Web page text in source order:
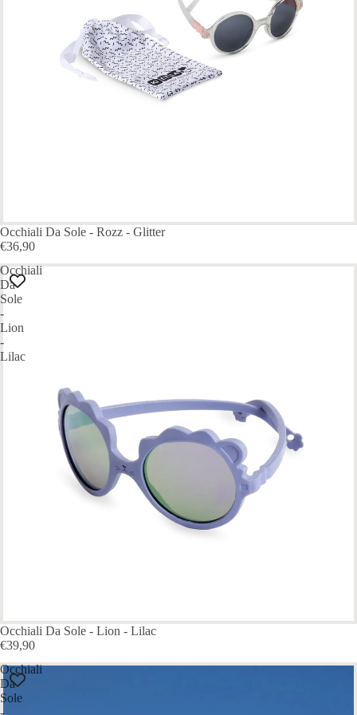
ESAURITO
Occhiali Da Sole - Rozz - Glitter
€36,90
Occhiali
Da
Sole
-
Lion
-
Lilac
ESAURITO
Occhiali Da Sole - Lion - Lilac
€39,90
Occhiali
Da
Sole
-